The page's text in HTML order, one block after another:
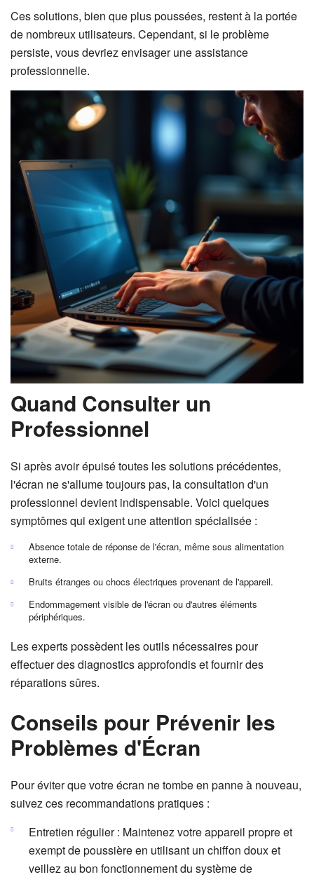
Ces solutions, bien que plus poussées, restent à la portée
de nombreux utilisateurs. Cependant, si le problème
persiste, vous devriez envisager une assistance
professionnelle.
Quand Consulter un
Professionnel
Si après avoir épuisé toutes les solutions précédentes,
l'écran ne s'allume toujours pas, la consultation d'un
professionnel devient indispensable. Voici quelques
symptômes qui exigent une attention spécialisée :
Absence totale de réponse de l'écran, même sous alimentation
externe.
Bruits étranges ou chocs électriques provenant de l'appareil.
Endommagement visible de l'écran ou d'autres éléments
périphériques.
Les experts possèdent les outils nécessaires pour
effectuer des diagnostics approfondis et fournir des
réparations sûres.
Conseils pour Prévenir les
Problèmes d'Écran
Pour éviter que votre écran ne tombe en panne à nouveau,
suivez ces recommandations pratiques :
Entretien régulier : Maintenez votre appareil propre et
exempt de poussière en utilisant un chiffon doux et
veillez au bon fonctionnement du système de